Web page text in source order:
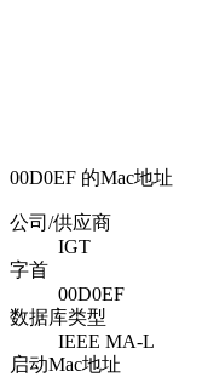
00D0EF 的Mac地址
公司/供应商
IGT
字首
00D0EF
数据库类型
IEEE MA-L
启动Mac地址